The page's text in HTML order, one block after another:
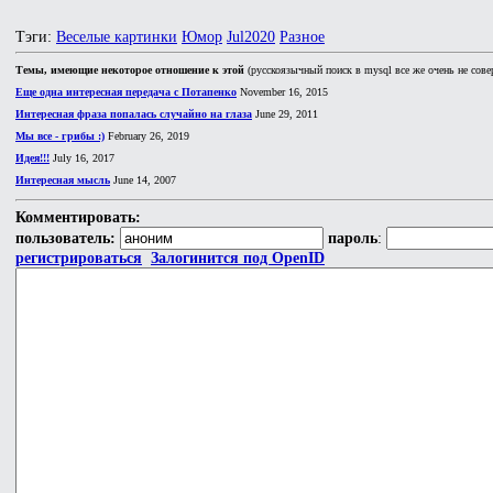
Тэги: Веселые картинки Юмор Jul2020 Разное
Темы, имеющие некоторое отношение к этой (русскоязычный поиск в mysql все же очень не
Еще одна интересная передача с Потапенко November 16, 2015
Интересная фраза попалась случайно на глаза June 29, 2011
Мы все - грибы :) February 26, 2019
Идея!!! July 16, 2017
Интересная мысль June 14, 2007
Комментировать:
пользователь:
пароль:
регистрироваться Залогинится под OpenID